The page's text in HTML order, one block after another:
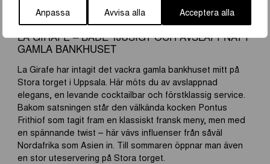
Anpassa Avvisa alla Acceptera alla
LA GIRAFE – BÅDE TJUSIGT OCH AVSLAPPNAT I
GAMLA BANKHUSET
La Girafe har intagit det vackra gamla bankhuset mitt på
Stora torget i Uppsala. Här möts du av avslappnad
elegans, en levande cocktailbar och förstklassig service.
Bakom satsningen står den välkända kocken Pontus
Frithiof som tagit fram en klassiskt fransk meny, men med
en spännande twist – här vävs influenser från såväl
Nordafrika som Asien in. Till sommaren öppnar man även
en stor uteservering på Stora torget.